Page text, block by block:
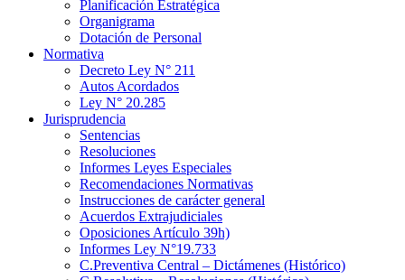
Planificación Estratégica
Organigrama
Dotación de Personal
Normativa
Decreto Ley N° 211
Autos Acordados
Ley N° 20.285
Jurisprudencia
Sentencias
Resoluciones
Informes Leyes Especiales
Recomendaciones Normativas
Instrucciones de carácter general
Acuerdos Extrajudiciales
Oposiciones Artículo 39h)
Informes Ley N°19.733
C.Preventiva Central – Dictámenes (Histórico)